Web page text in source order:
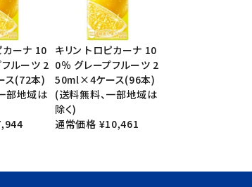
カーナ 10
ルーツ 2
(72本)
部地域は
キリン トロピカーナ 10
0％ グレープフルーツ 2
50ml×4ケース(96本)
(送料無料、一部地域は
除く)
通常価格 ¥10,461